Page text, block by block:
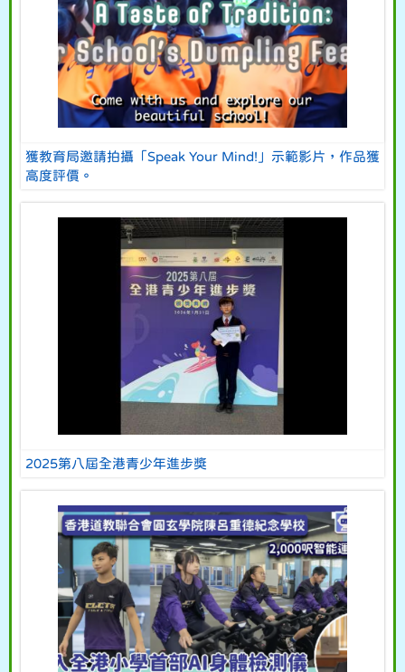
獲教育局邀請拍攝「Speak Your Mind!」示範影片，作品獲
高度評價。
2025第八屆全港青少年進步獎